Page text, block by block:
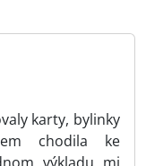
karty, bylinky
chodila ke